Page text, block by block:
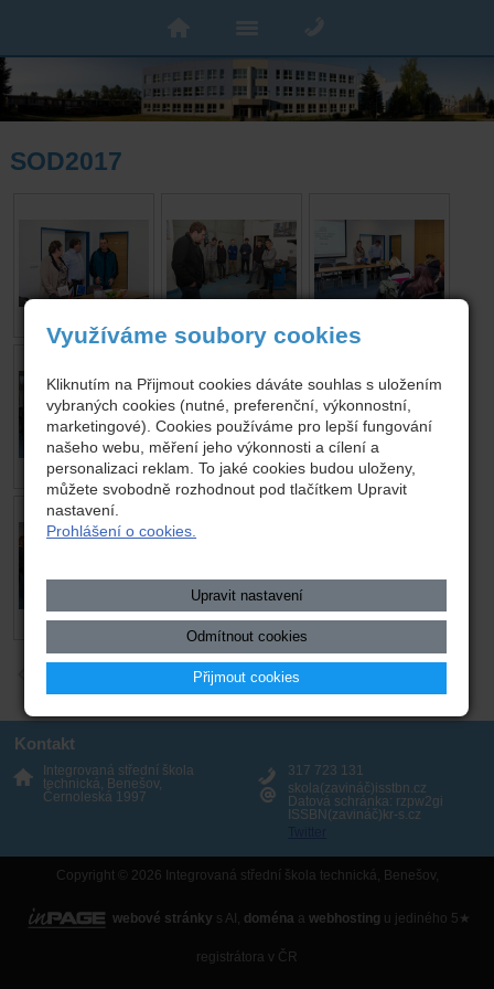
SOD2017
Kontakt
Integrovaná střední škola
technická, Benešov,
Černoleská 1997
317 723 131
skola(zavináč)isstbn.cz
Datová schránka: rzpw2gi
ISSBN(zavináč)kr-s.cz
Copyright © 2026 Integrovaná střední škola technická, Benešov,
webové stránky s AI, doména a webhosting u jediného 5★
registrátora v ČR
Využíváme soubory cookies
Kliknutím na Přijmout cookies dáváte souhlas s uložením
vybraných cookies (nutné, preferenční, výkonnostní,
marketingové). Cookies používáme pro lepší fungování
našeho webu, měření jeho výkonnosti a cílení a
personalizaci reklam. To jaké cookies budou uloženy,
můžete svobodně rozhodnout pod tlačítkem Upravit
nastavení.
Prohlášení o cookies.
Upravit nastavení
Odmítnout cookies
Přijmout cookies